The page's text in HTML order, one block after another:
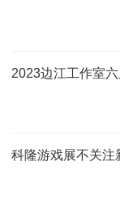
2023边江工作室
科隆游戏展不关注